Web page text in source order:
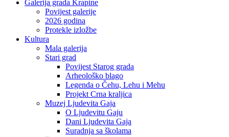
Galerija grada Krapine
Povijest galerije
2026 godina
Protekle izložbe
Kultura
Mala galerija
Stari grad
Povijest Starog grada
Arheološko blago
Legenda o Čehu, Lehu i Mehu
Projekt Crna kraljica
Muzej Ljudevita Gaja
O Ljudevitu Gaju
Dani Ljudevita Gaja
Suradnja sa školama